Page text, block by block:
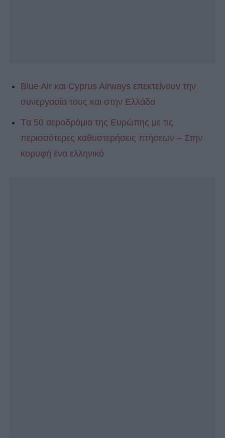
Blue Air και Cyprus Airways επεκτείνουν την
συνεργασία τους και στην Ελλάδα
Tα 50 αεροδρόμια της Ευρώπης με τις
περισσότερες καθυστερήσεις πτήσεων – Στην
κορυφή ένα ελληνικό